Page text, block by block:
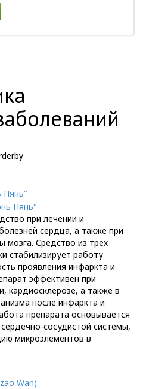
Пянь"
при лечении и
сердца, а также при
мозга. Средство из трех
стабилизирует работу
проявления инфаркта и
эффективен при
кардиосклерозе, а также в
после инфаркта и
препарата основывается
сосудистой системы,
микроэлементов в
Wan)